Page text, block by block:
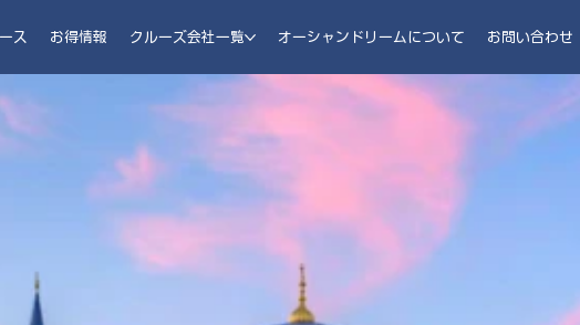
ス お得情報 クルーズ会社一覧 オーシャンドリームについて お問い合わせ